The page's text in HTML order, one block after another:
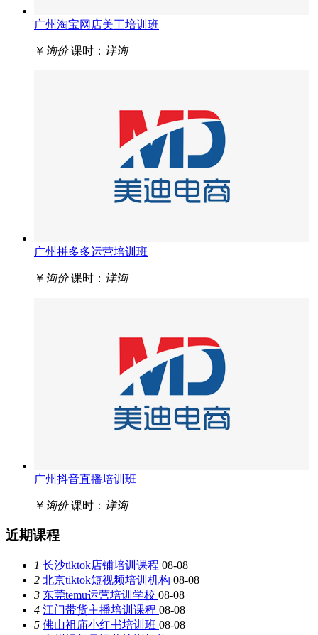
广州淘宝网店美工培训班
￥ 询价 课时： 详询
广州拼多多运营培训班
￥ 询价 课时： 详询
广州抖音直播培训班
￥ 询价 课时： 详询
近期课程
1 长沙tiktok店铺培训课程 08-08
2 北京tiktok短视频培训机构 08-08
3 东莞temu运营培训学校 08-08
4 江门带货主播培训课程 08-08
5 佛山祖庙小红书培训班 08-08